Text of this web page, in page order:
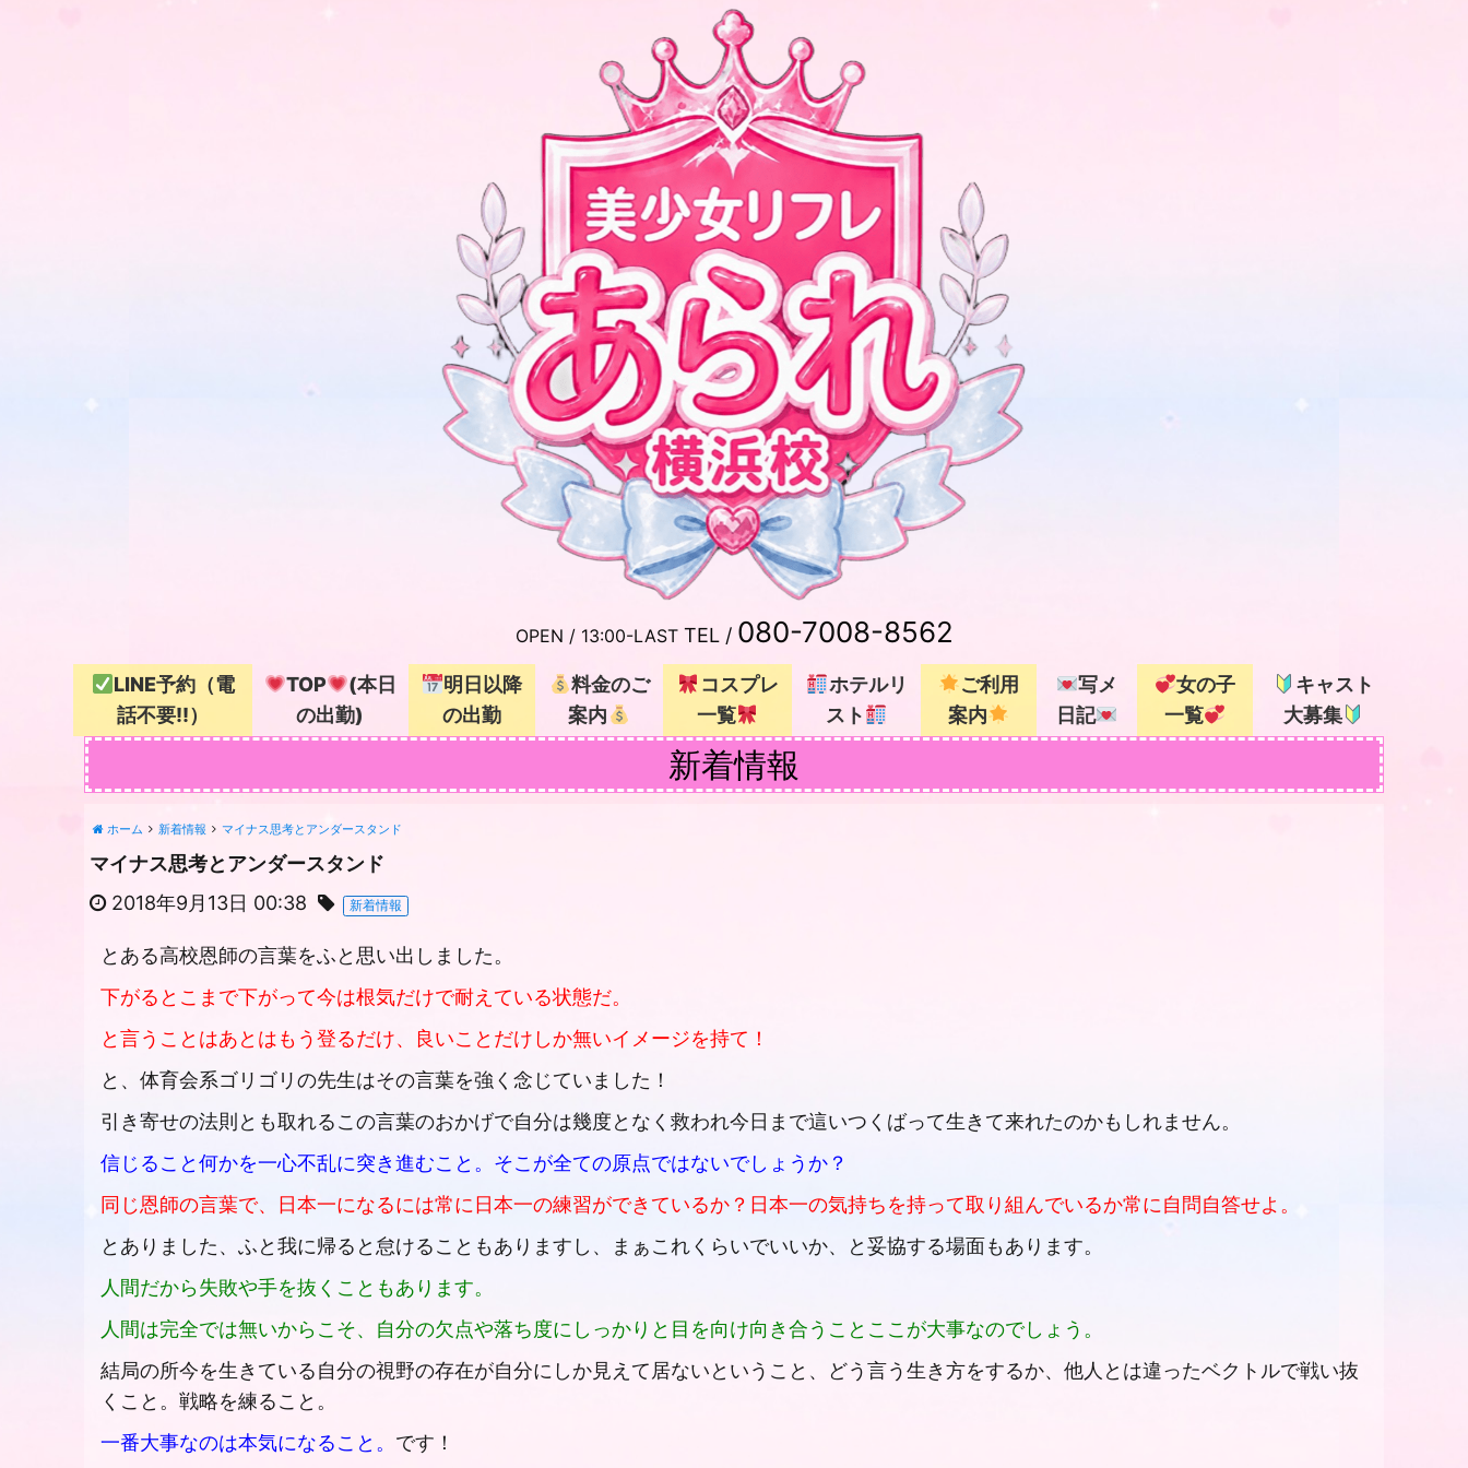
OPEN / 13:00-LAST TEL / 080-7008-8562
LINE予約（電
話不要!!）
TOP
(本日
の出勤)
明日以降
の出勤
料金のご
案内
コスプレ
一覧
ホテルリ
スト
ご利用
案内
写メ
日記
女の子
一覧
キャスト
大募集
新着情報
ホーム 新着情報 マイナス思考とアンダースタンド
マイナス思考とアンダースタンド
2018年9月13日 00:38
新着情報
とある高校恩師の言葉をふと思い出しました。
下がるとこまで下がって今は根気だけで耐えている状態だ。
と言うことはあとはもう登るだけ、良いことだけしか無いイメージを持て！
と、体育会系ゴリゴリの先生はその言葉を強く念じていました！
引き寄せの法則とも取れるこの言葉のおかげで自分は幾度となく救われ今日まで這いつくばって生きて来れたのかもしれません。
信じること何かを一心不乱に突き進むこと。そこが全ての原点ではないでしょうか？
同じ恩師の言葉で、日本一になるには常に日本一の練習ができているか？日本一の気持ちを持って取り組んでいるか常に自問自答せよ。
とありました、ふと我に帰ると怠けることもありますし、まぁこれくらいでいいか、と妥協する場面もあります。
人間だから失敗や手を抜くこともあります。
人間は完全では無いからこそ、自分の欠点や落ち度にしっかりと目を向け向き合うことここが大事なのでしょう。
結局の所今を生きている自分の視野の存在が自分にしか見えて居ないということ、どう言う生き方をするか、他人とは違ったベクトルで戦い抜
くこと。戦略を練ること。
一番大事なのは本気になること。 です！